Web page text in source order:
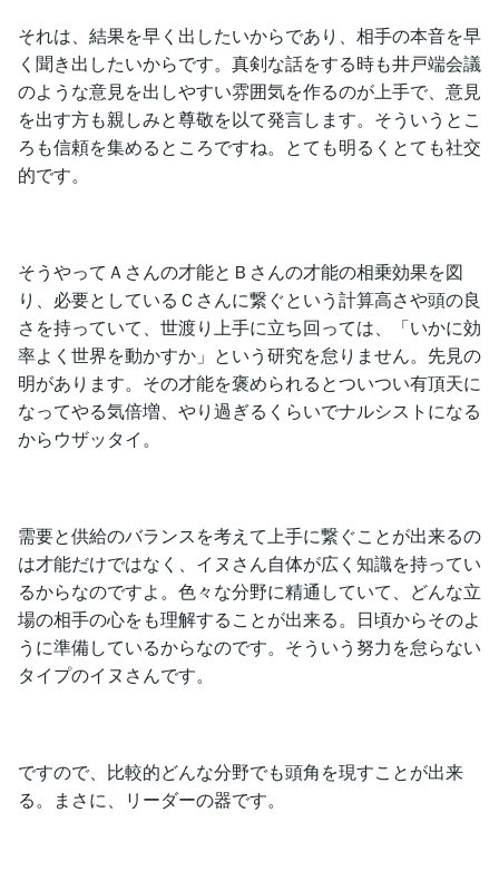
それは、結果を早く出したいからであり、相手の本音を早
く聞き出したいからです。真剣な話をする時も井戸端会議
のような意見を出しやすい雰囲気を作るのが上手で、意見
を出す方も親しみと尊敬を以て発言します。そういうとこ
ろも信頼を集めるところですね。とても明るくとても社交
的です。
そうやってＡさんの才能とＢさんの才能の相乗効果を図
り、必要としているＣさんに繋ぐという計算高さや頭の良
さを持っていて、世渡り上手に立ち回っては、「いかに効
率よく世界を動かすか」という研究を怠りません。先見の
明があります。その才能を褒められるとついつい有頂天に
なってやる気倍増、やり過ぎるくらいでナルシストになる
からウザッタイ。
需要と供給のバランスを考えて上手に繋ぐことが出来るの
は才能だけではなく、イヌさん自体が広く知識を持ってい
るからなのですよ。色々な分野に精通していて、どんな立
場の相手の心をも理解することが出来る。日頃からそのよ
うに準備しているからなのです。そういう努力を怠らない
タイプのイヌさんです。
ですので、比較的どんな分野でも頭角を現すことが出来
る。まさに、リーダーの器です。